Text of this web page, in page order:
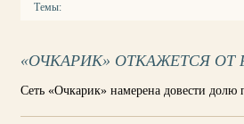
Темы:
«ОЧКАРИК» ОТКАЖЕТСЯ
Сеть «Очкарик» намерена довести долю